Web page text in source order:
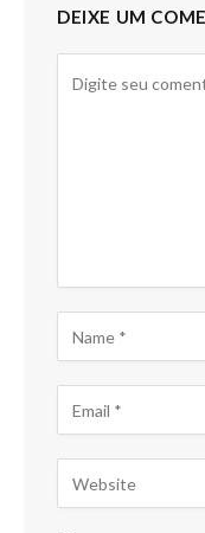
DEIXE UM